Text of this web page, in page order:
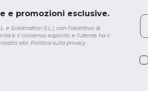
e promozioni esclusive.
e Solotriatlon S.L.), con l'obiettivo di
è il consenso esplicito e l'utente ha il
sito. Politica sulla privacy